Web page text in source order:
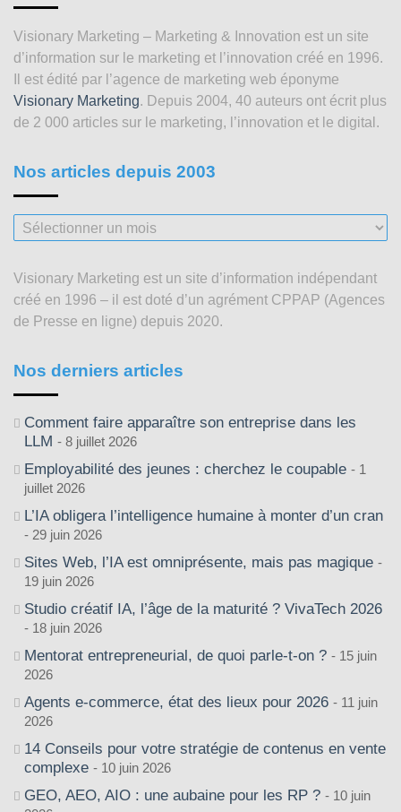
Visionary Marketing – Marketing & Innovation est un site
d’information sur le marketing et l’innovation créé en 1996.
Il est édité par l’agence de marketing web éponyme
Visionary Marketing. Depuis 2004, 40 auteurs ont écrit plus
de 2 000 articles sur le marketing, l’innovation et le digital.
Nos articles depuis 2003
Nos
articles
2003
Visionary Marketing est un site d’information indépendant
créé en 1996 – il est doté d’un agrément CPPAP (Agences
de Presse en ligne) depuis 2020.
Nos derniers articles
Comment faire apparaître son entreprise dans les
LLM
8 juillet 2026
Employabilité des jeunes : cherchez le coupable
1
juillet 2026
L’IA obligera l’intelligence humaine à monter d’un cran
29 juin 2026
Sites Web, l’IA est omniprésente, mais pas magique
19 juin 2026
Studio créatif IA, l’âge de la maturité ? VivaTech 2026
18 juin 2026
Mentorat entrepreneurial, de quoi parle-t-on ?
15 juin
2026
Agents e-commerce, état des lieux pour 2026
11 juin
2026
14 Conseils pour votre stratégie de contenus en vente
complexe
10 juin 2026
GEO, AEO, AIO : une aubaine pour les RP ?
10 juin